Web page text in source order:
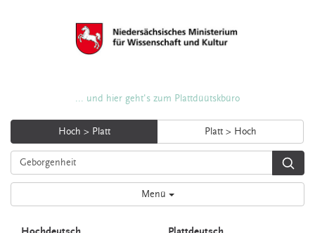
... und hier geht's zum Plattdüütskbüro
Hoch > Platt Platt > Hoch
Menü